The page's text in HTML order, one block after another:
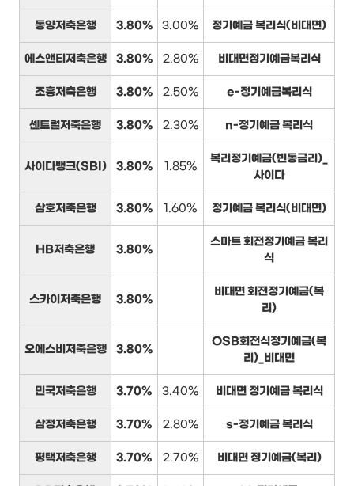
동양저축은행 3.80% 3.00% 정기예금 복리식(비대면)
에스앤티저축은행 3.80% 2.80% 비대면정기예금복리식
조흥저축은행 3.80% 2.50% e-정기예금복리식
센트럴저축은행 3.80% 2.30% n-정기예금 복리식
사이다뱅크(SBI) 3.80% 1.85%
복리정기예금(변동금리)_
사이다
삼호저축은행 3.80% 1.60% 정기예금 복리식(비대면)
HB저축은행 3.80%
스마트 회전정기예금 복리
식
스카이저축은행 3.80%
비대면 회전정기예금(복
리)
오에스비저축은행 3.80%
OSB회전식정기예금(복
리)_비대면
민국저축은행 3.70% 3.40% 비대면 정기예금 복리식
삼정저축은행 3.70% 2.80% s-정기예금 복리식
평택저축은행 3.70% 2.70% 비대면 정기예금(복리)